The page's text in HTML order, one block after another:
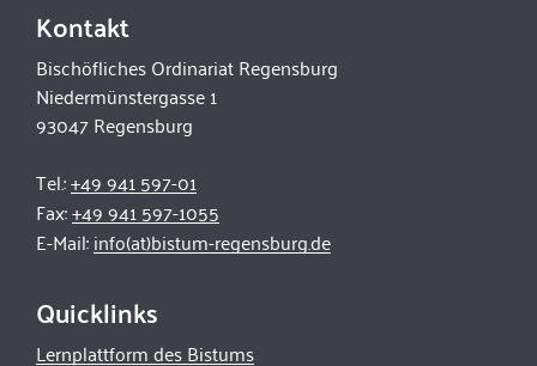
Kontakt
Bischöfliches Ordinariat Regensburg
Niedermünstergasse 1
93047 Regensburg
Tel.:+49 941 597-01
Fax:+49 941 597-1055
E-Mail:info(at)bistum-regensburg.de
Quicklinks
Lernplattform des Bistums